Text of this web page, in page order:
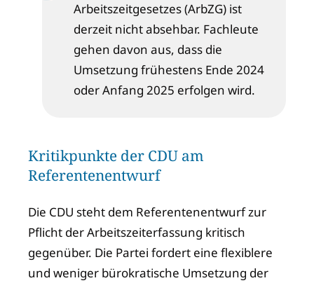
Arbeitszeitgesetzes (ArbZG) ist
derzeit nicht absehbar. Fachleute
gehen davon aus, dass die
Umsetzung frühestens Ende 2024
oder Anfang 2025 erfolgen wird.
Kritikpunkte der CDU am
Referentenentwurf
Die CDU steht dem Referentenentwurf zur
Pflicht der Arbeitszeiterfassung kritisch
gegenüber. Die Partei fordert eine flexiblere
und weniger bürokratische Umsetzung der